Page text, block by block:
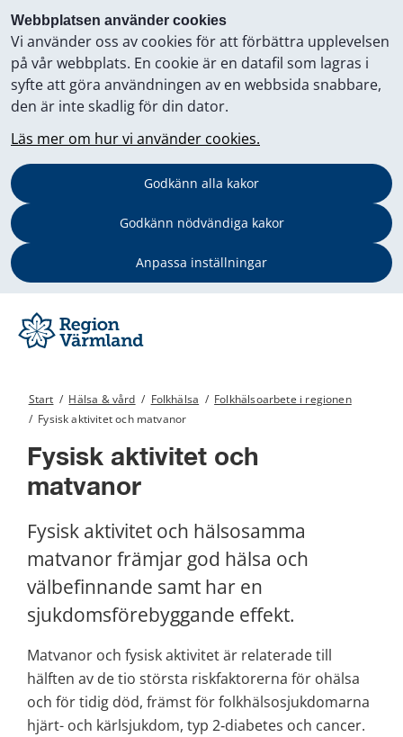
Webbplatsen använder cookies
Vi använder oss av cookies för att förbättra upplevelsen
på vår webbplats. En cookie är en datafil som lagras i
syfte att göra användningen av en webbsida snabbare,
den är inte skadlig för din dator.
Läs mer om hur vi använder cookies.
Godkänn alla kakor
Godkänn nödvändiga kakor
Anpassa inställningar
Start / Hälsa & vård / Folkhälsa / Folkhälsoarbete i regionen
/ Fysisk aktivitet och matvanor
Fysisk aktivitet och
matvanor
Fysisk aktivitet och hälsosamma
matvanor främjar god hälsa och
välbefinnande samt har en
sjukdomsförebyggande effekt.
Matvanor och fysisk aktivitet är relaterade till
hälften av de tio största riskfaktorerna för ohälsa
och för tidig död, främst för folkhälsosjukdomarna
hjärt- och kärlsjukdom, typ 2‑diabetes och cancer.